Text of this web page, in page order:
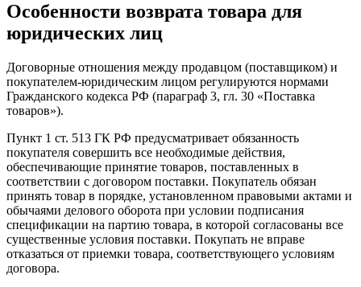
Особенности возврата товара для
юридических лиц
Договорные отношения между продавцом (поставщиком) и
покупателем-юридическим лицом регулируются нормами
Гражданского кодекса РФ (параграф 3, гл. 30 «Поставка
товаров»).
Пункт 1 ст. 513 ГК РФ предусматривает обязанность
покупателя совершить все необходимые действия,
обеспечивающие принятие товаров, поставленных в
соответствии с договором поставки. Покупатель обязан
принять товар в порядке, установленном правовыми актами и
обычаями делового оборота при условии подписания
спецификации на партию товара, в которой согласованы все
существенные условия поставки. Покупать не вправе
отказаться от приемки товара, соответствующего условиям
договора.